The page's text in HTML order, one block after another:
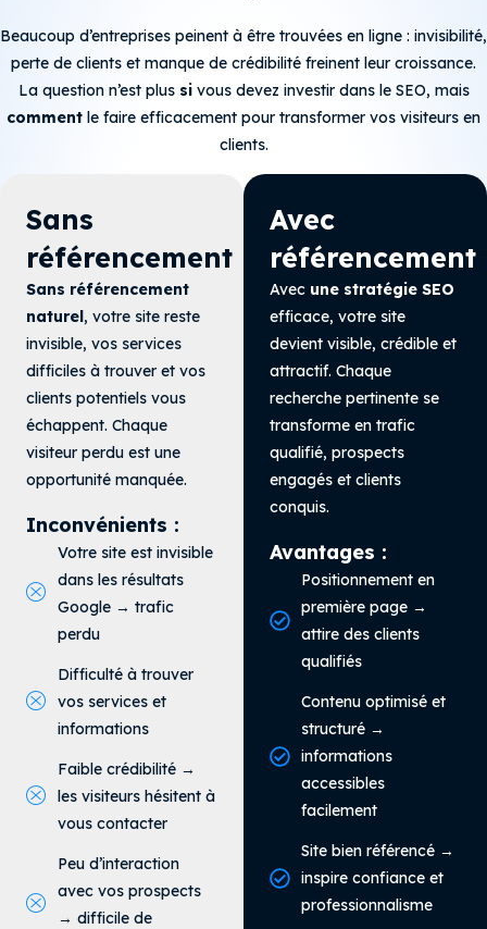
Beaucoup d’entreprises peinent à être trouvées en ligne : invisibilité,
perte de clients et manque de crédibilité freinent leur croissance.
La question n’est plus sivous devez investir dans le SEO, mais
comment le faire efficacement pour transformer vos visiteurs en
clients.
Sans
référencement
Sans référencement
naturel , votre site reste
invisible, vos services
difficiles à trouver et vos
clients potentiels vous
échappent. Chaque
visiteur perdu est une
opportunité manquée.
Inconvénients :
Votre site est invisible
dans les résultats
Google → trafic
perdu
Difficulté à trouver
vos services et
informations
Faible crédibilité →
les visiteurs hésitent à
vous contacter
Peu d’interaction
avec vos prospects
→ difficile de
Avec
référencement
Avec une stratégie SEO
efficace, votre site
devient visible, crédible et
attractif. Chaque
recherche pertinente se
transforme en trafic
qualifié, prospects
engagés et clients
conquis.
Avantages :
Positionnement en
première page →
attire des clients
qualifiés
Contenu optimisé et
structuré →
informations
accessibles
facilement
Site bien référencé →
inspire confiance et
professionnalisme